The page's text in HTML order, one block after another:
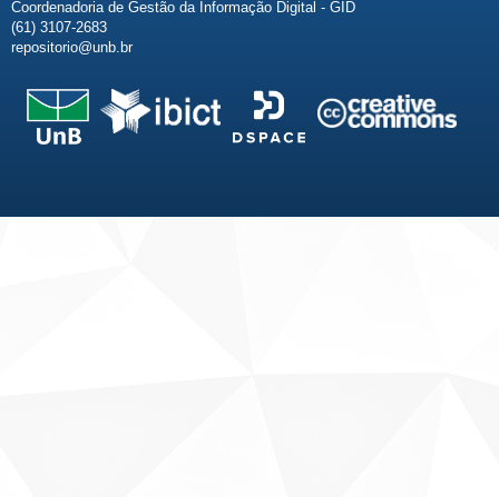
Coordenadoria de Gestão da Informação Digital - GID
(61) 3107-2683
repositorio@unb.br